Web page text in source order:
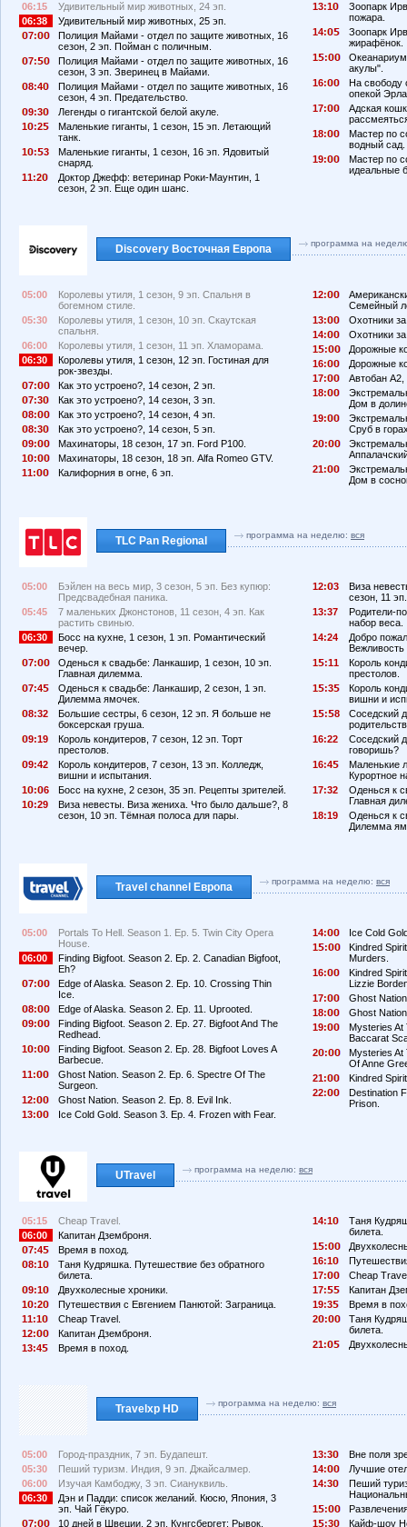
06:15
Удивительный мир животных, 24 эп.
06:38
Удивительный мир животных, 25 эп.
7:
Полиция Майами - отдел по защите животных, 16
сезон, 2 эп. Пойман с поличным.
7:
Полиция Майами - отдел по защите животных, 16
сезон, 3 эп. Зверинец в Майами.
8:4
Полиция Майами - отдел по защите животных, 16
сезон, 4 эп. Предательство.
9:3
Легенды о гигантской белой акуле.
1
:2
Маленькие гиганты, 1 сезон, 15 эп. Летающий
танк.
1
: 3
Маленькие гиганты, 1 сезон, 16 эп. Ядовитый
снаряд.
11:2
Доктор Джефф: ветеринар Роки-Маунтин, 1
сезон, 2 эп. Еще один шанс.
13:1
Зоопарк
пожара.
14:
Зоопарк
жирафёнок.
1
:
акулы".
16:
На свободу
опекой
17:
Адская
18:
Мастер по
водный сад.
19:
Мастер по
идеальные
Discovery Восточная Европа программа на
05:00
Королевы утиля, 1 сезон, 9 эп. Спальня в
богемном стиле.
05:30
Королевы утиля, 1 сезон, 10 эп. Скаутская
спальня.
06:00
Королевы утиля, 1 сезон, 11 эп. Хламорама.
06:30
Королевы утиля, 1 сезон, 12 эп. Гостиная для
рок-звезды.
7:
Как это устроено?, 14 сезон, 2 эп.
7:3
Как это устроено?, 14 сезон, 3 эп.
8:
Как это устроено?, 14 сезон, 4 эп.
8:3
Как это устроено?, 14 сезон, 5 эп.
9:
Махинаторы, 18 сезон, 17 эп. Ford P100.
1
:
Махинаторы, 18 сезон, 18 эп. Alfa Romeo GTV.
11:
Калифорния в огне, 6 эп.
12:
Семейный
13:
Охотники
14:
Охотники
1
:
Дорожные
16:
Дорожные
17:
Автобан А2,
18:
Дом в
19:
Сруб в
2
:
21:
Дом в
TLC Pan Regional программа на неделю: вся
05:00
Бэйлен на весь мир, 3 сезон, 5 эп. Без купюр:
Предсвадебная паника.
05:45
7 маленьких Джонстонов, 11 сезон, 4 эп. Как
растить свинью.
06:30
Босс на кухне, 1 сезон, 1 эп. Романтический
вечер.
7:
Оденься к свадьбе: Ланкашир, 1 сезон, 10 эп.
Главная дилемма.
7:4
Оденься к свадьбе: Ланкашир, 2 сезон, 1 эп.
Дилемма ямочек.
8:32
Большие сестры, 6 сезон, 12 эп. Я больше не
боксерская груша.
9:19
Король кондитеров, 7 сезон, 12 эп. Торт
престолов.
9:42
Король кондитеров, 7 сезон, 13 эп. Колледж,
вишни и испытания.
1
: 6
Босс на кухне, 2 сезон, 35 эп. Рецепты зрителей.
1
:29
Виза невесты. Виза жениха. Что было дальше?, 8
сезон, 10 эп. Тёмная полоса для пары.
12: 3
Виза
сезон, 11
13:37
Родители-
набор веса.
14:24
Добро
Вежливость
1
:11
Король
престолов.
1
:3
Король
вишни и
1
: 8
Соседский
16:22
Соседский
говоришь?
16:4
Маленькие
Курортное
17:32
Оденься к
Главная
18:19
Оденься к
Дилемма
Travel channel Европа программа на неделю: вся
05:00
Portals To Hell. Season 1. Ep. 5. Twin City Opera
House.
06:00
Finding Bigfoot. Season 2. Ep. 2. Canadian Bigfoot,
Eh?
7:
Edge of Alaska. Season 2. Ep. 10. Crossing Thin
Ice.
8:
Edge of Alaska. Season 2. Ep. 11. Uprooted.
9:
Finding Bigfoot. Season 2. Ep. 27. Bigfoot And The
Redhead.
1
:
Finding Bigfoot. Season 2. Ep. 28. Bigfoot Loves A
Barbecue.
11:
Ghost Nation. Season 2. Ep. 6. Spectre Of The
Surgeon.
12:
Ghost Nation. Season 2. Ep. 8. Evil Ink.
13:
Ice Cold Gold. Season 3. Ep. 4. Frozen with Fear.
14:
Ice Cold
1
:
Kindred
Murders.
16:
Kindred
Lizzie
17:
Ghost
18:
Ghost
19:
Mysteries At
Baccarat
2
:
Mysteries At
Of Anne
21:
Kindred
22:
Destination
Prison.
UTravel программа на неделю: вся
05:15
Cheap Travel.
06:00
Капитан Дземброня.
7:4
Время в поход.
8:1
Таня Кудряшка. Путешествие без обратного
билета.
9:1
Двухколесные хроники.
1
:2
Путешествия с Евгением Панютой: Заграница.
11:1
Cheap Travel.
12:
Капитан Дземброня.
13:4
Время в поход.
14:1
Таня
билета.
1
:
16:1
17:
Cheap
17:
Капитан
19:3
Время в
2
:
Таня
билета.
21:
Travelxp HD программа на неделю: вся
05:00
Город-праздник, 7 эп. Будапешт.
05:30
Пеший туризм. Индия, 9 эп. Джайсалмер.
06:00
Изучая Камбоджу, 3 эп. Сиануквиль.
06:30
Дэн и Падди: список желаний. Кюсю, Япония, 3
эп. Чай Гёкуро.
7:
10 дней в Швеции, 2 эп. Кунгсбергет: Рывок.
13:3
Вне поля
14:
Лучшие
14:3
Пеший
1
:
1
:3 Кайф-шоу